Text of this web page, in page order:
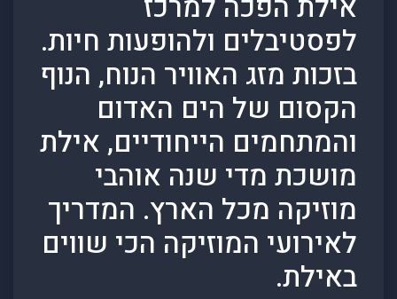
לפסטיבלים ולהופעות חיות.
בזכות מזג האוויר הנוח, הנוף
הקסום של הים האדום
והמתחמים הייחודיים, אילת
מושכת מדי שנה אוהבי
מוזיקה מכל הארץ. המדריך
לאירועי המוזיקה הכי שווים
באילת.